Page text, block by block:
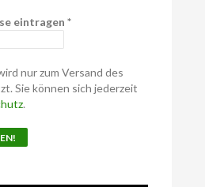
eintragen *
nur zum Versand des
Sie können sich jederzeit
.